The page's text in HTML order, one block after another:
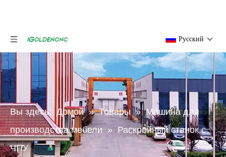
Pусский
Вы здесь: Домой » Товары » Машина для
производства мебели » Раскройный станок с
ЧПУ